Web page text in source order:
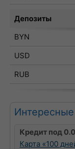
Депозиты
BYN
USD
RUB
Кредит под
Карта «100